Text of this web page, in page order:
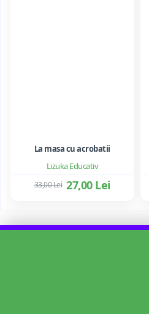
Lizuka Educativ
La masa cu acrobatii
27,00 Lei
33,00 Lei